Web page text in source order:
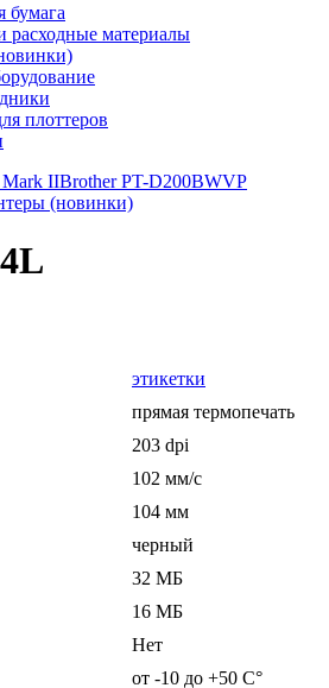
бумага
материалы
плоттеров
Mark IIBrother PT-D200BWVP
(новинки)
этикетки
прямая термопечать
203 dpi
102 мм/с
104 мм
черный
32 МБ
16 МБ
Нет
от -10 до +50 C°